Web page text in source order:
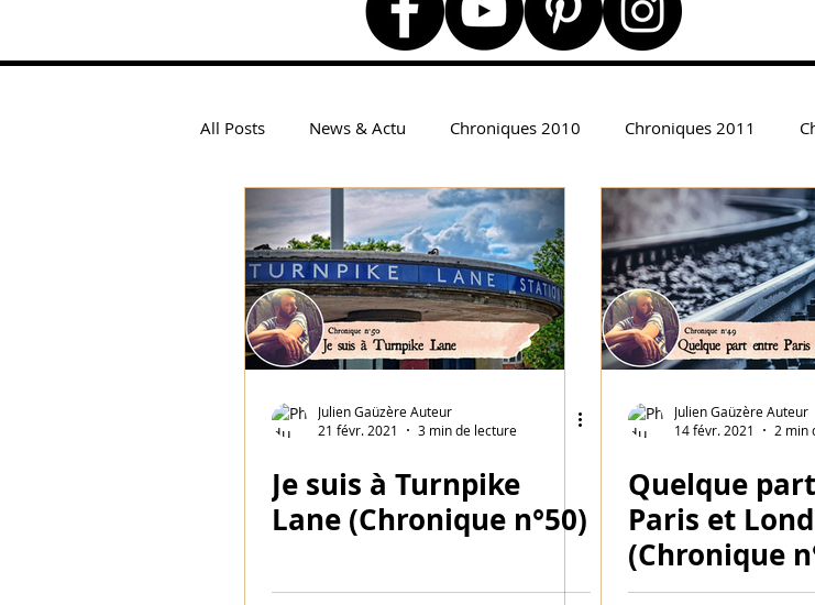
All Posts News & Actu Chroniques 2010 Chroniques 2011
Chroniques Québécoises 2017-2018 Chroniques en bas de vallée
Pine Ridge TOME 1 Chroniques d'un auteur perdu (1) Chronique
Julien Gaüzère Auteur
21 févr. 2021
3 min de lecture
Je suis à Turnpike
Lane (Chronique n°50)
Julien Gaüzère Auteur
14 févr. 2021
2 min
Quelque
Paris et
(Chronique